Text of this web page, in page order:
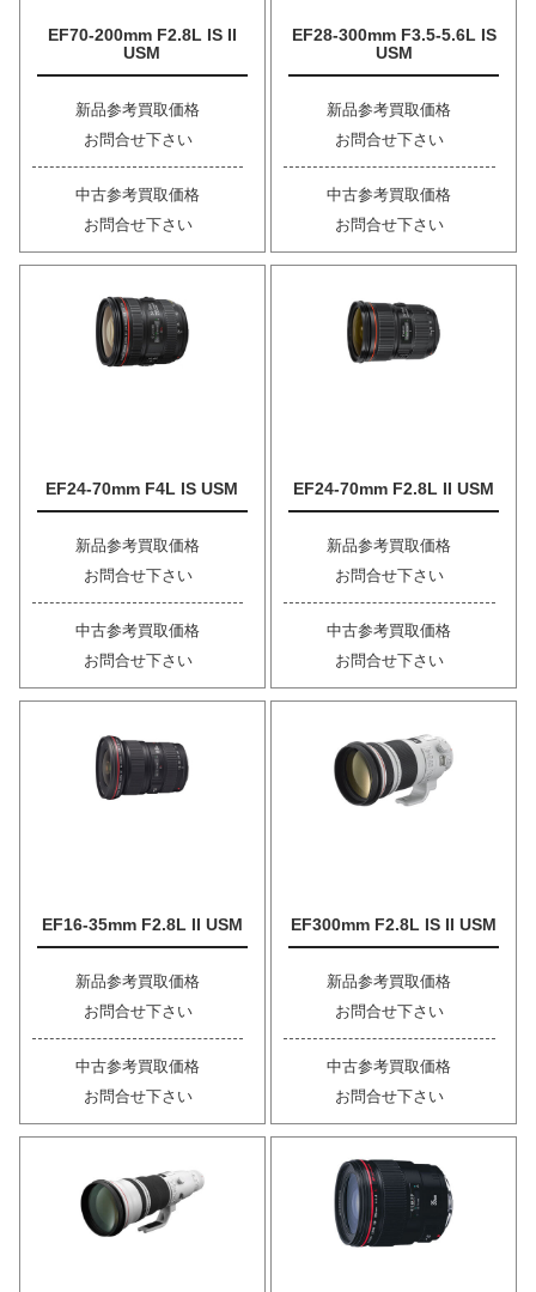
EF70-200mm F2.8L IS II
USM
新品参考買取価格
お問合せ下さい
中古参考買取価格
お問合せ下さい
EF28-300mm F3.5-5.6L IS
USM
新品参考買取価格
お問合せ下さい
中古参考買取価格
お問合せ下さい
EF24-70mm F4L IS USM
新品参考買取価格
お問合せ下さい
中古参考買取価格
お問合せ下さい
EF24-70mm F2.8L II USM
新品参考買取価格
お問合せ下さい
中古参考買取価格
お問合せ下さい
EF16-35mm F2.8L II USM
新品参考買取価格
お問合せ下さい
中古参考買取価格
お問合せ下さい
EF300mm F2.8L IS II USM
新品参考買取価格
お問合せ下さい
中古参考買取価格
お問合せ下さい